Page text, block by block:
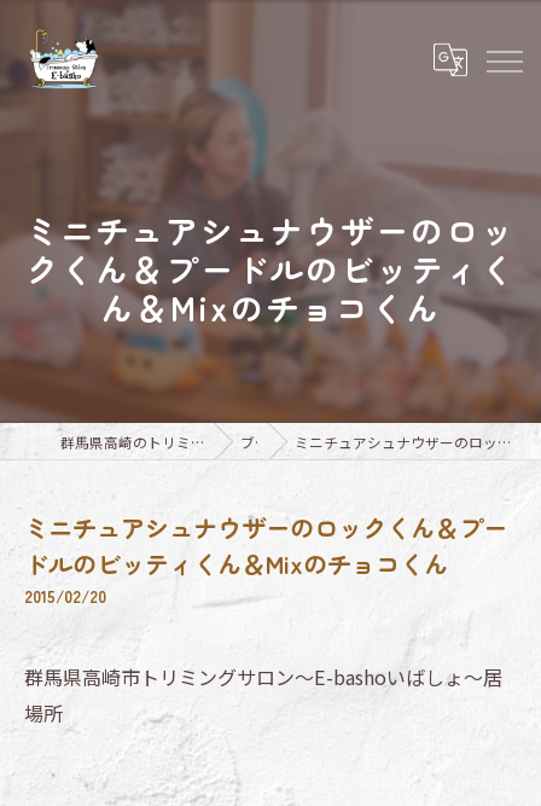
ミニチュアシュナウザーのロッ
クくん＆プードルのビッティく
ん＆Mixのチョコくん
群馬県高崎のトリミングならTrimming Salon E-basho ブログ ミニチュアシュナウザーのロックくん＆プードルのビッティくん＆Mixのチョコくん
ミニチュアシュナウザーのロックくん＆プー
ドルのビッティくん＆Mixのチョコくん
2015/02/20
群馬県高崎市トリミングサロン～E-bashoいばしょ～居
場所